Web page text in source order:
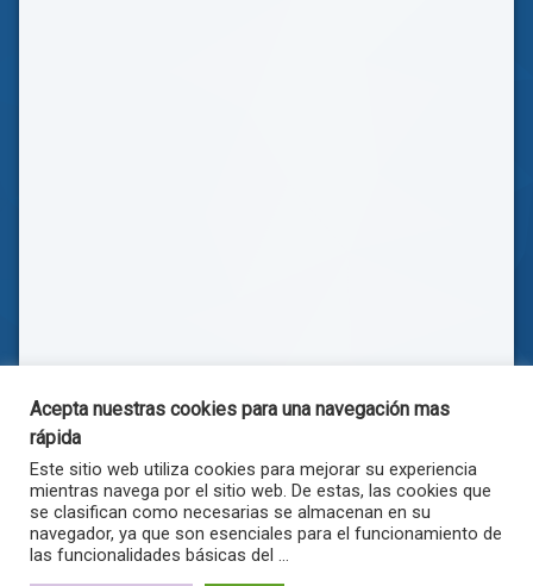
Acepta nuestras cookies para una navegación mas
rápida
Este sitio web utiliza cookies para mejorar su experiencia
mientras navega por el sitio web. De estas, las cookies que
se clasifican como necesarias se almacenan en su
navegador, ya que son esenciales para el funcionamiento de
las funcionalidades básicas del ...